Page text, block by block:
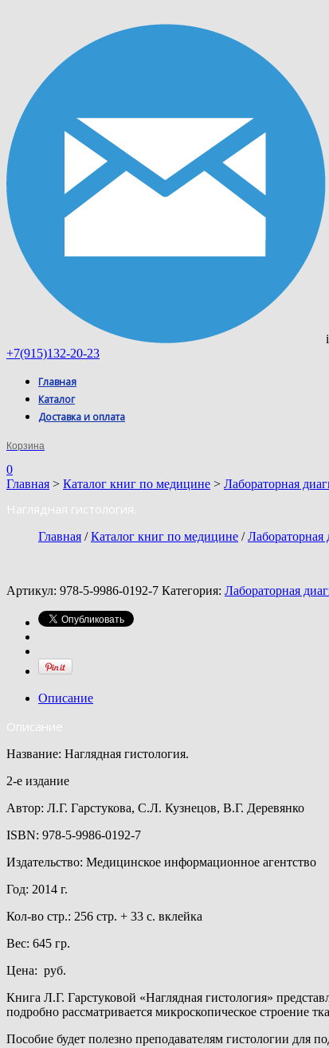
+7(915)132-20-23
Главная
Каталог
Доставка и оплата
Корзина
0
Главная > Каталог книг по медицине > Лабораторная
Наглядная гистология.
Главная /Каталог книг по медицине /Лабораторная
Артикул: 978-5-9986-0192-7 Категория: Лабораторная
Описание
Описание
Название: Наглядная гистология.
2-е издание
Автор: Л.Г. Гарстукова, С.Л. Кузнецов, В.Г. Деревянко
ISBN: 978-5-9986-0192-7
Издательство: Медицинское информационное агентство
Год: 2014 г.
Кол-во стр.: 256 стр. + 33 с. вклейка
Вес: 645 гр.
Цена: руб.
Книга Л.Г. Гарстуковой «Наглядная гистология»
подробно рассматривается микроскопическое строение
Пособие будет полезно преподавателям гистологии для